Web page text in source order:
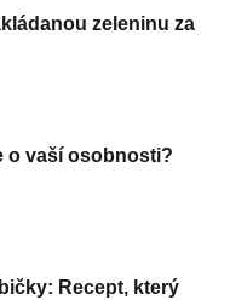
zeleninu za
o vaší osobnosti?
Recept, který